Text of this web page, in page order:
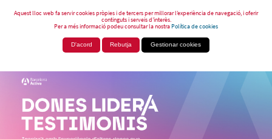
Aquest lloc web fa servir cookies pròpies i de tercers per millorar l’experiència de navegació, i oferir
continguts i serveis d’interès.
Per a més informació podeu consultar la nostraPolítica de cookies
D'acord Rebutja Gestionar cookies